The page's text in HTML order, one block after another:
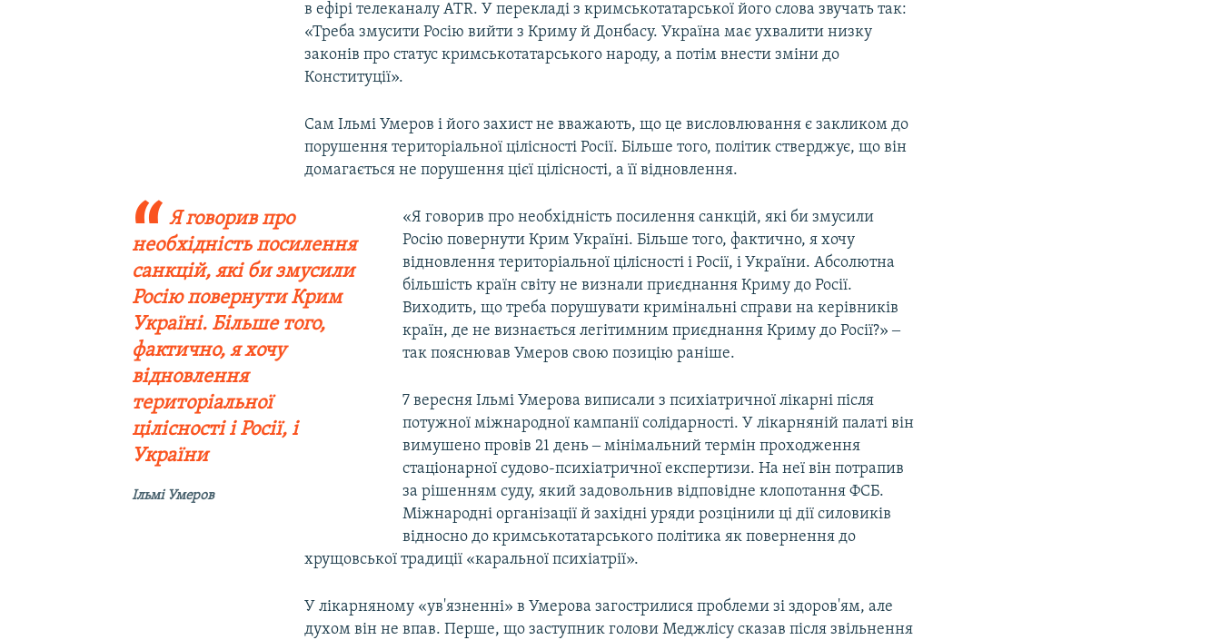
в ефірі телеканалу ATR. У перекладі з кримськотатарської його слова звучать так:
«Треба змусити Росію вийти з Криму й Донбасу. Україна має ухвалити низку
законів про статус кримськотатарського народу, а потім внести зміни до
Конституції».
Сам Ільмі Умеров і його захист не вважають, що це висловлювання є закликом до
порушення територіальної цілісності Росії. Більше того, політик стверджує, що він
домагається не порушення цієї цілісності, а її відновлення.
Я говорив про
необхідність посилення
санкцій, які би змусили
Росію повернути Крим
Україні. Більше того,
фактично, я хочу
відновлення
територіальної
цілісності і Росії, і
України
Ільмі Умеров
«Я говорив про необхідність посилення санкцій, які би змусили
Росію повернути Крим Україні. Більше того, фактично, я хочу
відновлення територіальної цілісності і Росії, і України. Абсолютна
більшість країн світу не визнали приєднання Криму до Росії.
Виходить, що треба порушувати кримінальні справи на керівників
країн, де не визнається легітимним приєднання Криму до Росії?» ‒
так пояснював Умеров свою позицію раніше.
7 вересня Ільмі Умерова виписали з психіатричної лікарні після
потужної міжнародної кампанії солідарності. У лікарняній палаті він
вимушено провів 21 день ‒ мінімальний термін проходження
стаціонарної судово-психіатричної експертизи. На неї він потрапив
за рішенням суду, який задовольнив відповідне клопотання ФСБ.
Міжнародні організації й західні уряди розцінили ці дії силовиків
відносно до кримськотатарського політика як повернення до
хрущовської традиції «каральної психіатрії».
У лікарняному «ув'язненні» в Умерова загострилися проблеми зі здоров'ям, але
духом він не впав. Перше, що заступник голови Меджлісу сказав після звільнення